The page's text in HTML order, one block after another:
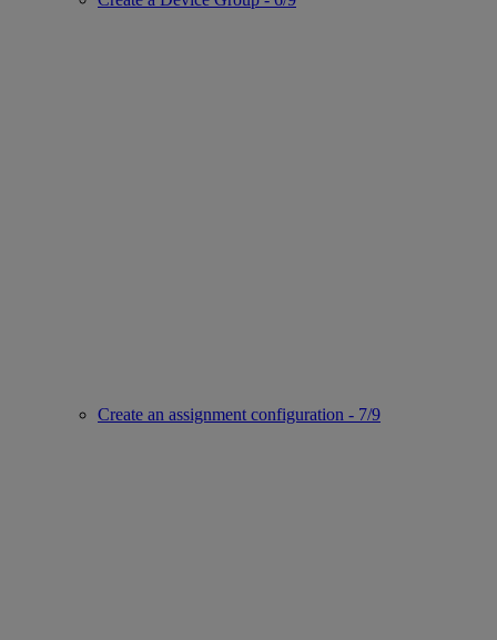
Create an assignment configuration - 7/9